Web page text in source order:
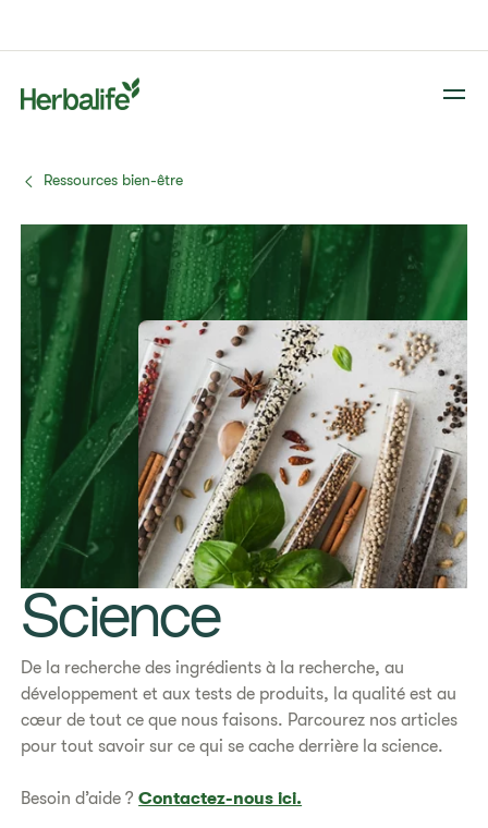
Ressources bien-être
Science
De la recherche des ingrédients à la recherche, au
développement et aux tests de produits, la qualité est au
cœur de tout ce que nous faisons. Parcourez nos articles
pour tout savoir sur ce qui se cache derrière la science.
Besoin d’aide ?Contactez-nous ici.